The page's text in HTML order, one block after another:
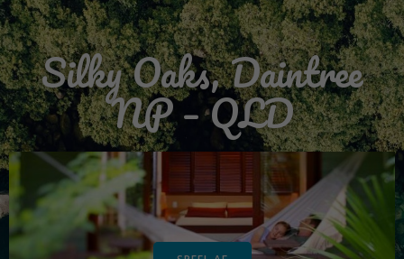
Silky Oaks, Daintree
NP – QLD
Je instellingen kunnen voorkomen dat je deze inhoud
ziet. Waarschijnlijk heb je ervaring uitgeschakeld.